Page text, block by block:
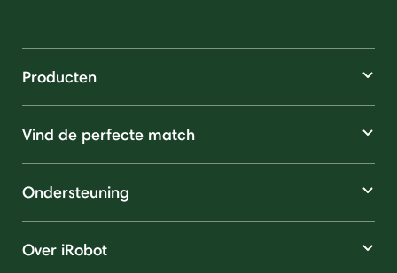
Producten
Vind de perfecte match
Ondersteuning
Over iRobot